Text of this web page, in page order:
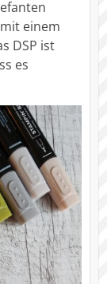
einem
DSP ist
es